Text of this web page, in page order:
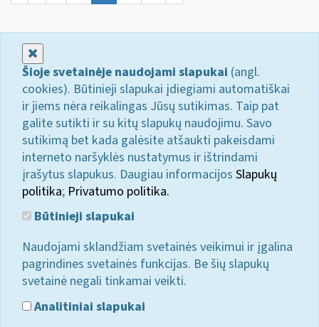
Šioje svetainėje naudojami slapukai (angl.
cookies). Būtinieji slapukai įdiegiami automatiškai
ir jiems nėra reikalingas Jūsų sutikimas. Taip pat
galite sutikti ir su kitų slapukų naudojimu. Savo
sutikimą bet kada galėsite atšaukti pakeisdami
interneto naršyklės nustatymus ir ištrindami
įrašytus slapukus. Daugiau informacijos Slapukų
politika; Privatumo politika.
Būtinieji slapukai
Naudojami sklandžiam svetainės veikimui ir įgalina
pagrindines svetainės funkcijas. Be šių slapukų
svetainė negali tinkamai veikti.
Analitiniai slapukai